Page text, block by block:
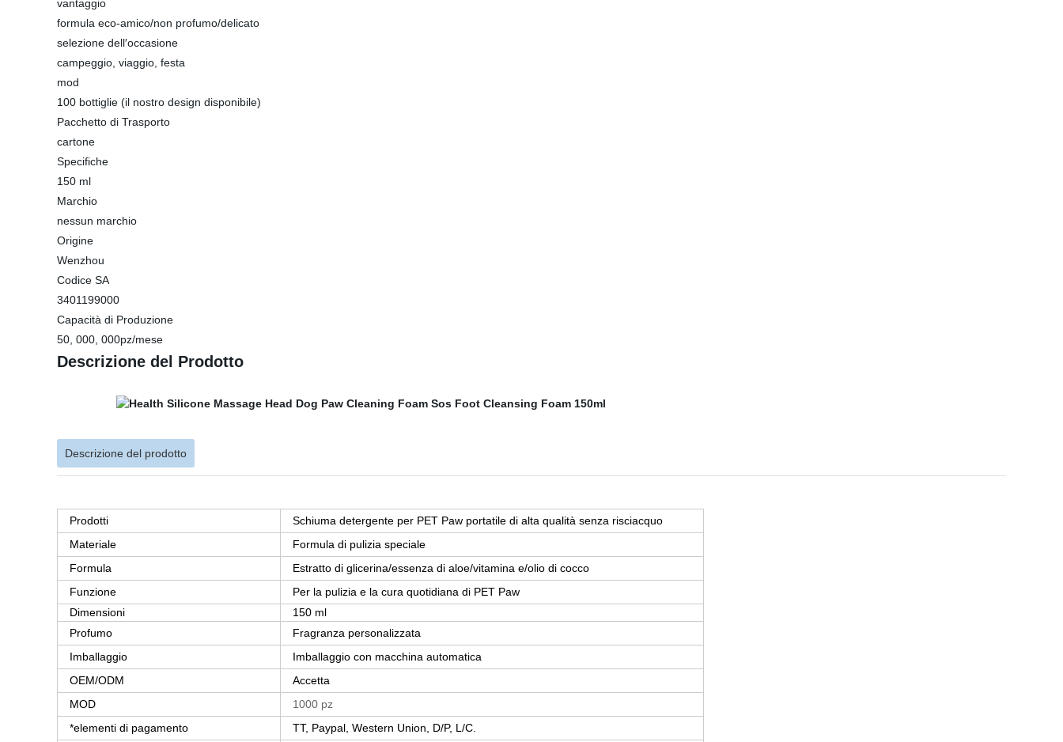
vantaggio
formula eco-amico/non profumo/delicato
selezione dell′occasione
campeggio, viaggio, festa
mod
100 bottiglie (il nostro design disponibile)
Pacchetto di Trasporto
cartone
Specifiche
150 ml
Marchio
nessun marchio
Origine
Wenzhou
Codice SA
3401199000
Capacità di Produzione
50, 000, 000pz/mese
Descrizione del Prodotto
Descrizione del prodotto
Prodotti
Schiuma detergente per PET Paw portatile di alta qualità senza risciacquo
Materiale
Formula di pulizia speciale
Formula
Estratto di glicerina/essenza di aloe/vitamina e/olio di cocco
Funzione
Per la pulizia e la cura quotidiana di PET Paw
Dimensioni
150 ml
Profumo
Fragranza personalizzata
Imballaggio
Imballaggio con macchina automatica
OEM/ODM
Accetta
MOD
1000 pz
*elementi di pagamento
TT, Paypal, Western Union, D/P, L/C.